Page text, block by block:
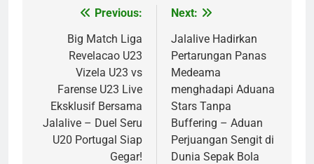
navigation
Previous:
Big Match Liga
Revelacao U23
Vizela U23 vs
Farense U23 Live
Eksklusif Bersama
Jalalive – Duel Seru
U20 Portugal Siap
Gegar!
Next:
Jalalive Hadirkan
Pertarungan Panas
Medeama
menghadapi Aduana
Stars Tanpa
Buffering – Aduan
Perjuangan Sengit di
Dunia Sepak Bola